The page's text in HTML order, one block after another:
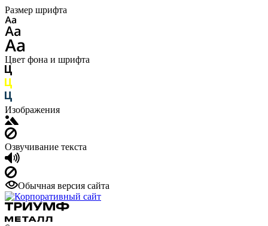
Размер шрифта
Цвет фона и шрифта
Изображения
Озвучивание текста
Обычная версия сайта